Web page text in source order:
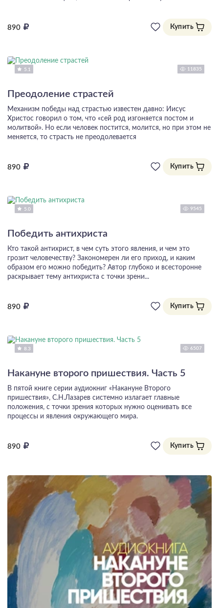
890 Купить
5.1 11835
Преодоление страстей
Механизм победы над страстью известен давно: Иисус
Христос говорил о том, что «сей род изгоняется постом и
молитвой». Но если человек постится, молится, но при этом не
меняется, то страсть не преодолевается
890 Купить
5.0 9545
Победить антихриста
Кто такой антихрист, в чем суть этого явления, и чем это
грозит человечеству? Закономерен ли его приход, и каким
образом его можно победить? Автор глубоко и всесторонне
раскрывает тему антихриста с точки зрени...
890 Купить
8.3 6507
Накануне второго пришествия. Часть 5
В пятой книге серии аудиокниг «Накануне Второго
пришествия», С.Н.Лазарев системно излагает главные
положения, с точки зрения которых нужно оценивать все
процессы и явления окружающего мира.
890 Купить